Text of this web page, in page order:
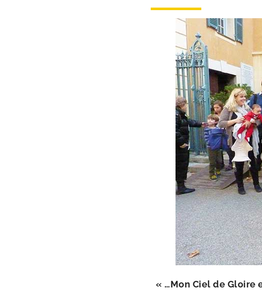
« …Mon Ciel de Gloire